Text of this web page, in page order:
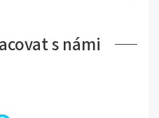
s námi